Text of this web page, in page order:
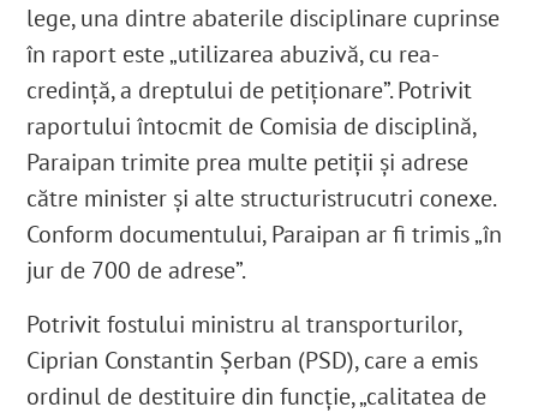
lege, una dintre abaterile disciplinare cuprinse
în raport este „utilizarea abuzivă, cu rea-
credință, a dreptului de petiționare”. Potrivit
raportului întocmit de Comisia de disciplină,
Paraipan trimite prea multe petiții și adrese
către minister și alte structuristrucutri conexe.
Conform documentului, Paraipan ar fi trimis „în
jur de 700 de adrese”.
Potrivit fostului ministru al transporturilor,
Ciprian Constantin Șerban (PSD), care a emis
ordinul de destituire din funcție, „calitatea de